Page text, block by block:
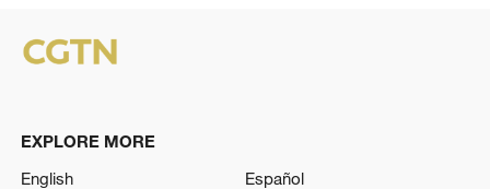
EXPLORE MORE
English
Español